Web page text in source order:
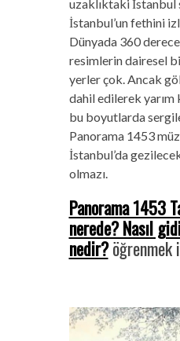
uzaklıktaki İstanbul
İstanbul’un fethini
Dünyada 360
resimlerin dairesel
yerler çok. Ancak
dahil edilerek yarım
bu boyutlarda
Panorama 1453
İstanbul’da
olmazı.
Panorama 1453
nerede? Nasıl
nedir?öğrenmek